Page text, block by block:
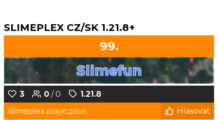
SLIMEPLEX CZ/SK 1.21.8+
99.
3 0 / 0
1.21.8
slimeplex.playit.plus
Hlasovat